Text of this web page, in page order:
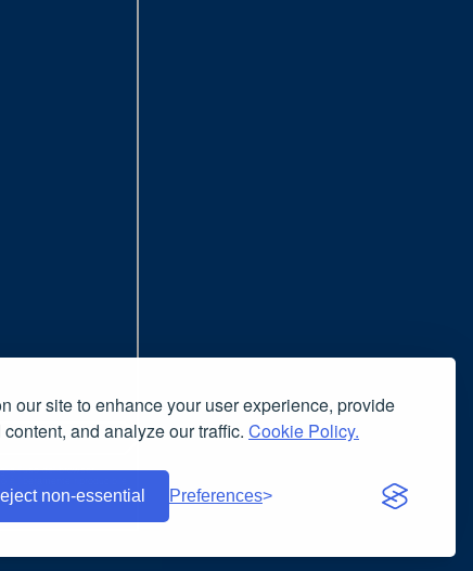
our site to enhance your user experience, provide
and analyze our traffic. Cookie Policy.
non-essential Preferences
l'uso del browser
liberamente riproducibile